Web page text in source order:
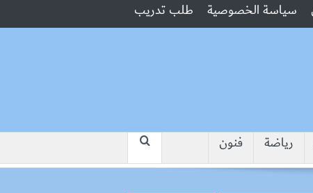
سياسة الخصوصية طلب تدريب
رياضة
فنون